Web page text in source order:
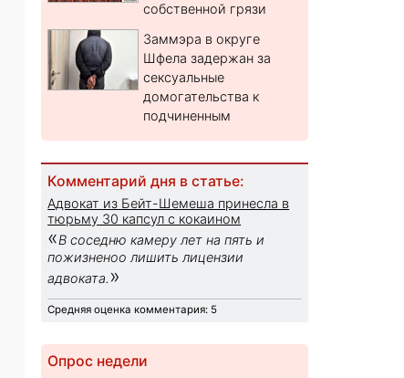
собственной грязи
Заммэра в округе
Шфела задержан за
сексуальные
домогательства к
подчиненным
Комментарий дня в статье:
Адвокат из Бейт-Шемеша принесла в
тюрьму 30 капсул с кокаином
«В соседню камеру лет на пять и
пожизненоо лишить лицензии
адвоката. »
Средняя оценка комментария: 5
Опрос недели